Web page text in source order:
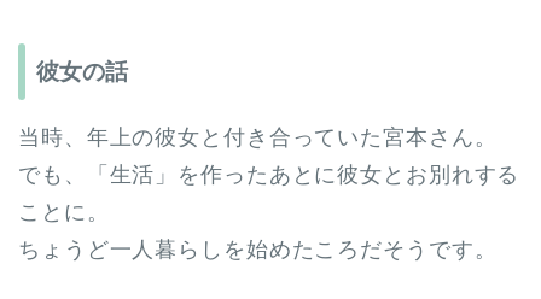
彼女の話
当時、年上の彼女と付き合っていた宮本さん。
でも、「生活」を作ったあとに彼女とお別れする
ことに。
ちょうど一人暮らしを始めたころだそうです。